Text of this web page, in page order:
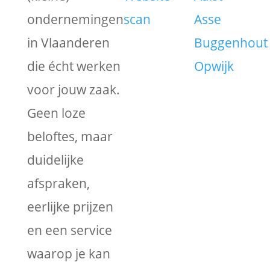
ondernemingen
in Vlaanderen
die écht werken
voor jouw zaak.
Geen loze
beloftes, maar
duidelijke
afspraken,
eerlijke prijzen
en een service
waarop je kan
scan
Asse
Buggenhout
Opwijk